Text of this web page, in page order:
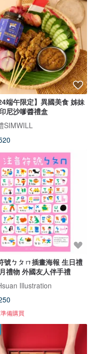
端午限定】異國美食 姊妹
秘方 印尼沙嗲醬禮盒
SIMWILL
號ㄅㄆㄇ插畫海報 生日禮
禮物 外國友人伴手禮
Illustration
備購買